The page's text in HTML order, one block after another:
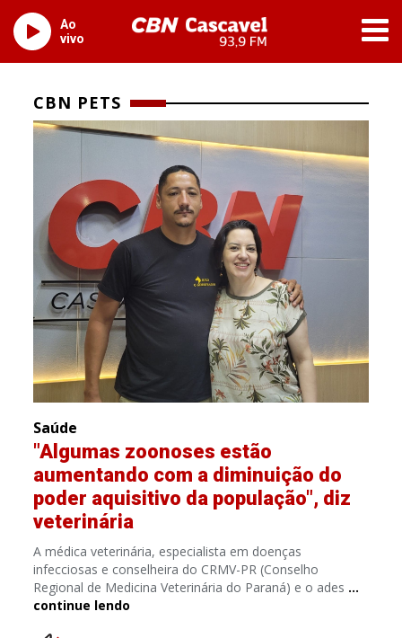
Ao
vivo
CBN PETS
Saúde
"Algumas zoonoses estão
aumentando com a diminuição do
poder aquisitivo da população", diz
veterinária
A médica veterinária, especialista em doenças
infecciosas e conselheira do CRMV-PR (Conselho
Regional de Medicina Veterinária do Paraná) e o ades …
continue lendo